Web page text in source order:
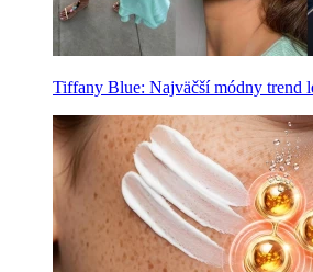
Tiffany Blue: Najväčší módny trend